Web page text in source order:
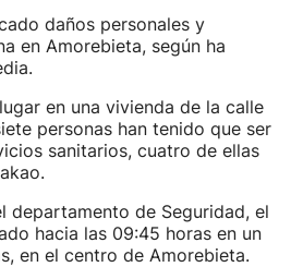
daños personales y
en Amorebieta, según ha
en una vivienda de la calle
personas han tenido que ser
sanitarios, cuatro de ellas
departamento de Seguridad, el
hacia las 09:45 horas en un
en el centro de Amorebieta.